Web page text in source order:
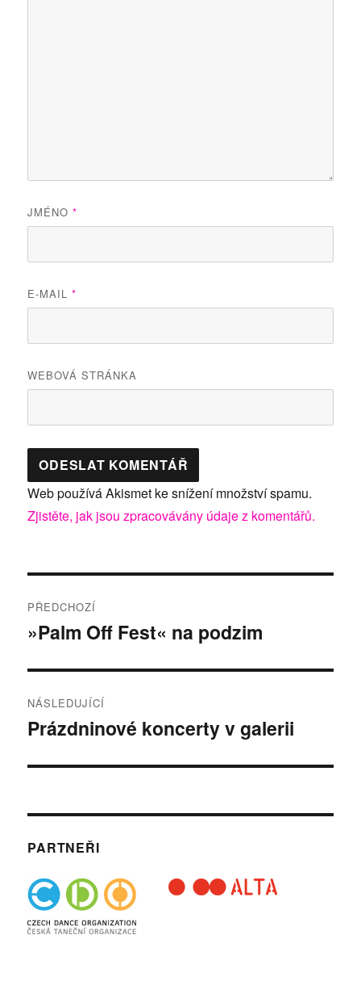
JMÉNO*
E-MAIL*
WEBOVÁ STRÁNKA
Web používá Akismet ke snížení množství spamu.
Zjistěte, jak jsou zpracovávány údaje z komentářů.
pro
PŘEDCHOZÍ
Předchozí
»Palm Off Fest« na podzim
NÁSLEDUJÍCÍ
Následující
Prázdninové koncerty v galerii
PARTNEŘI